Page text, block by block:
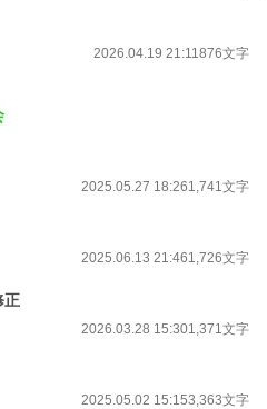
していく――。
イドル × 恋を諦めたバツイチ女性。
。
2026.04.19 21:11876文字
2025.05.27 18:261,741文字
2025.06.13 21:461,726文字
正
2026.03.28 15:301,371文字
2025.05.02 15:153,363文字